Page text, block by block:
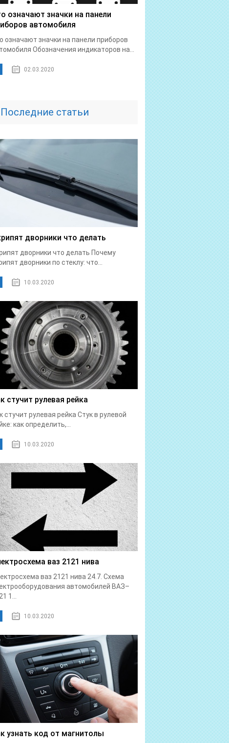
означают значки на панели
автомобиля
означают значки на панели приборов
Обозначения индикаторов на...
02.03.2020
Последние статьи
дворники что делать
дворники что делать Почему
дворники по стеклу: что...
10.03.2020
стучит рулевая рейка
стучит рулевая рейка Стук в рулевой
как определить,...
10.03.2020
ваз 2121 нива
ваз 2121 нива 24.7. Схема
автомобилей ВАЗ–
1...
10.03.2020
узнать код от магнитолы